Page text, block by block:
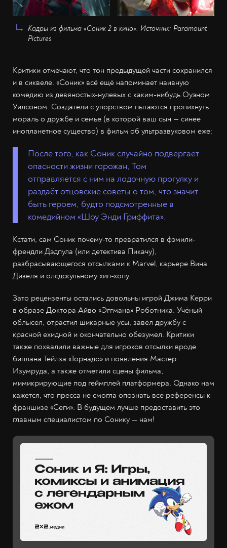
Кадры из фильма «Соник 2 в кино». Источник: Paramount
Pictures
Критики отмечают, что тон предыдущей части сохранился
и в сиквеле. «Соник» всё ещё напоминает наивную
комедию из девяностых-нулевых с каким-нибудь Оуэном
Уилсоном. Создатели с упорством пытаются пропихнуть
мораль о дружбе и семье (в которой ваш сын — синее
инопланетное существо) в фильм об ультразвуковом еже:
После того, как Соник случайно подвергает
опасности жизни горожан, Том
отправляется с ним на лодочную прогулку и
раздаёт отцовские советы о том, что значит
быть героем, будто подсмотренные в
комедийном «Шоу Энди Гриффита».
Кстати, сам Соник почему-то превратился в фэмили-
френдли Дэдпула (или детектива Пикачу),
разбрасывающегося отсылками к Marvel, карьере Вина
Дизеля и олсдскульному хип-хопу.
Зато рецензенты остались довольны игрой Джима Керри
в образе Доктора Айво «Эггмана» Роботника. Учёный
облысел, отрастил шикарные усы, завёл дружбу с
красной ехидной и окончательно обезумел. Критики
также похвалили важные для игроков отсылки вроде
биплана Тейлза «Торнадо» и появления Мастер
Изумруда, а также отметили сцены фильма,
мимикрирующие под геймплей платформера. Однако нам
кажется, что пресса не смогла опознать все референсы к
франшизе «Сеги». В будущем лучше предоставить это
главным специалистом по Сонику — нам!